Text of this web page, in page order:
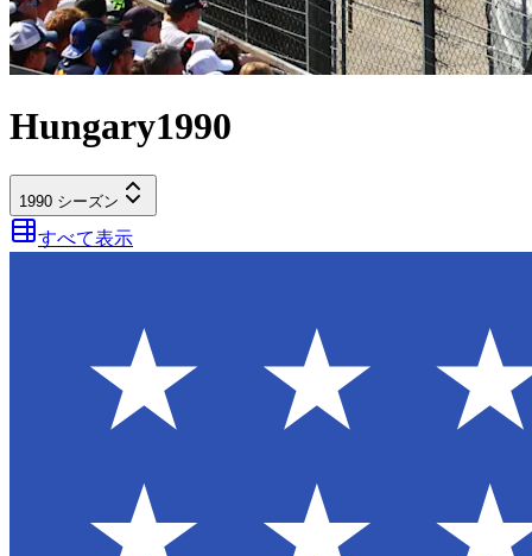
Hungary1990
1990 シーズン
すべて表示